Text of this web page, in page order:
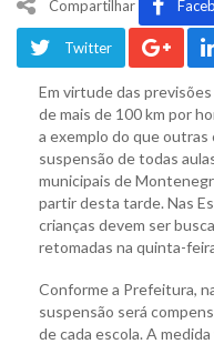
Compartilhar
Twitter
Em virtude das
de mais de 100 km por
a exemplo do que outras
suspensão de todas
municipais de
partir desta tarde. Nas
crianças devem ser
retomadas na quinta-
Conforme a Prefeitura,
suspensão será
de cada escola. A